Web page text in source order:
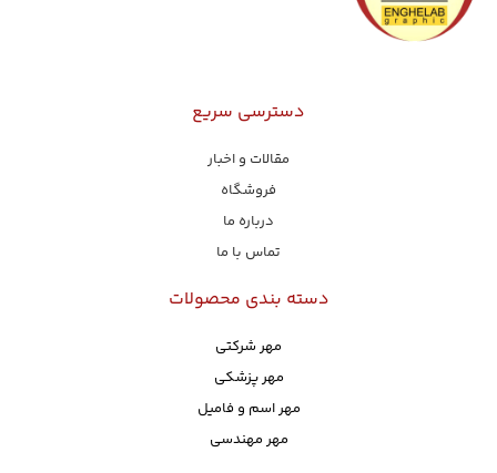
دسترسی سریع
مقالات و اخبار
فروشگاه
درباره ما
تماس با ما
دسته بندی محصولات
مهر شرکتی
مهر پزشکی
مهر اسم و فامیل
مهر مهندسی